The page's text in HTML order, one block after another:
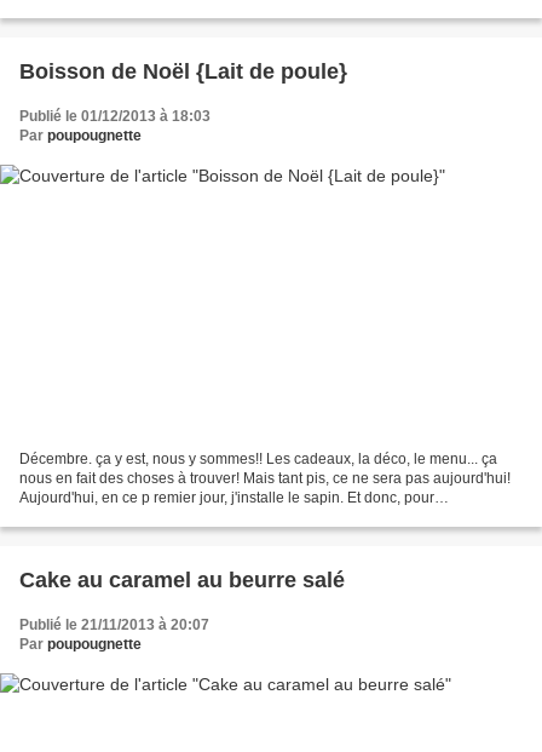
Boisson de Noël {Lait de poule}
Publié le 01/12/2013 à 18:03
Par poupougnette
Décembre. ça y est, nous y sommes!! Les cadeaux, la déco, le menu... ça
nous en fait des choses à trouver! Mais tant pis, ce ne sera pas aujourd'hui!
Aujourd'hui, en ce p remier jour, j'installe le sapin. Et donc, pour
Cake au caramel au beurre salé
Publié le 21/11/2013 à 20:07
Par poupougnette